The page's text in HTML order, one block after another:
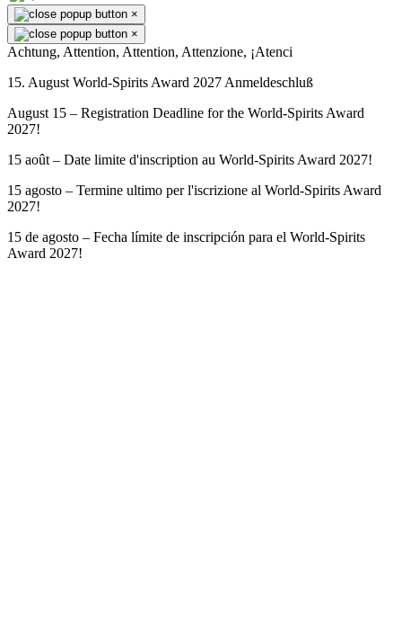
×
×
Achtung, Attention, Attention, Attenzione, ¡Atenci
15. August World-Spirits Award 2027 Anmeldeschluß
August 15 – Registration Deadline for the World-Spirits Award
2027!
15 août – Date limite d'inscription au World-Spirits Award 2027!
15 agosto – Termine ultimo per l'iscrizione al World-Spirits Award
2027!
15 de agosto – Fecha límite de inscripción para el World-Spirits
Award 2027!